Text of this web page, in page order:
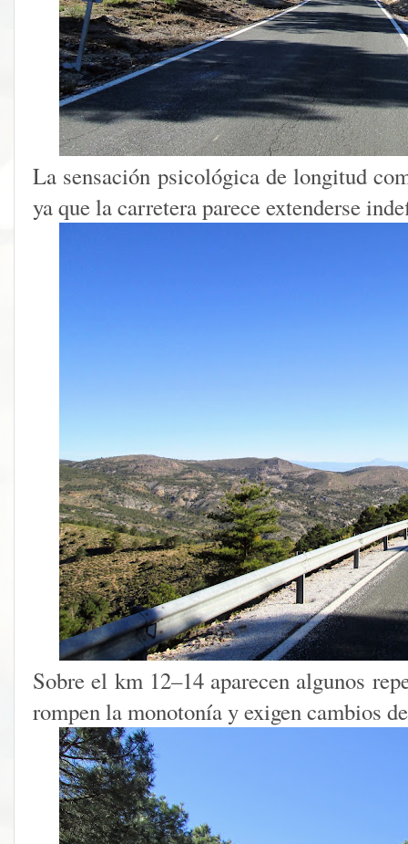
La sensación psicológica de longitud
ya que la carretera parece extenderse
Sobre el km 12–14 aparecen algunos
rompen la monotonía y exigen cambios